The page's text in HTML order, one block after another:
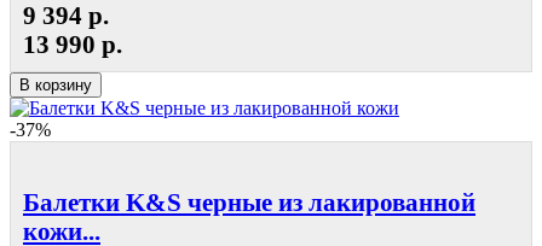
9 394 р.
13 990 р.
В корзину
-37%
Балетки K&S черные из лакированной
кожи...